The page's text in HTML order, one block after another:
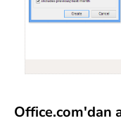
Office.com'dan